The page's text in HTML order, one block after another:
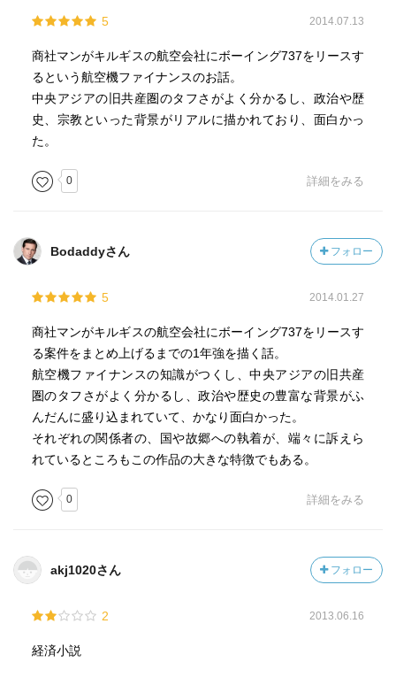
5 2014.07.13
商社マンがキルギスの航空会社にボーイング737をリースす
るという航空機ファイナンスのお話。
中央アジアの旧共産圏のタフさがよく分かるし、政治や歴
史、宗教といった背景がリアルに描かれており、面白かっ
た。
0 詳細をみる
Bodaddyさん フォロー
5 2014.01.27
商社マンがキルギスの航空会社にボーイング737をリースす
る案件をまとめ上げるまでの1年強を描く話。
航空機ファイナンスの知識がつくし、中央アジアの旧共産
圏のタフさがよく分かるし、政治や歴史の豊富な背景がふ
んだんに盛り込まれていて、かなり面白かった。
それぞれの関係者の、国や故郷への執着が、端々に訴えら
れているところもこの作品の大きな特徴でもある。
0 詳細をみる
akj1020さん フォロー
2 2013.06.16
経済小説